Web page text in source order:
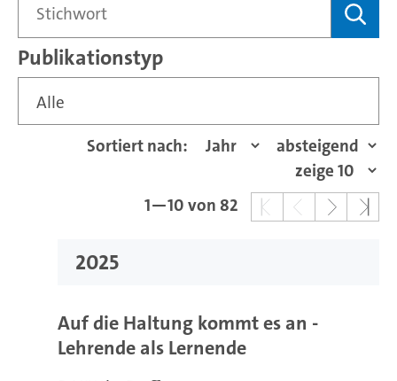
Publikationstyp
Alle
Sortiert nach:
1—10 von 82
2025
Auf die Haltung kommt es an -
Lehrende als Lernende